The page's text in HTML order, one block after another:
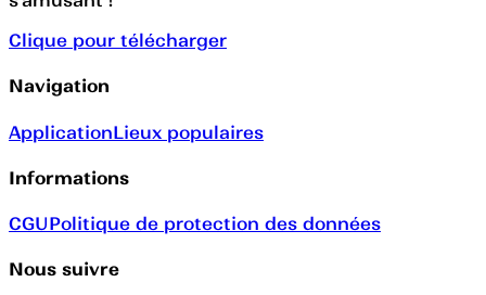
Clique pour télécharger
Navigation
ApplicationLieux populaires
Informations
CGUPolitique de protection des données
Nous suivre